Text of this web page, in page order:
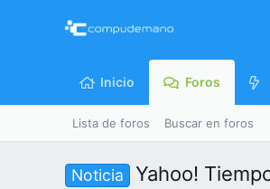
Inicio Foros
Lista de foros Buscar en foros
Noticia Yahoo!